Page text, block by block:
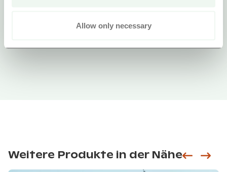
Allow only necessary
Weitere Produkte in der Nähe Siirry